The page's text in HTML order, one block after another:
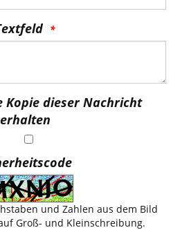
Kopie dieser Nachricht
erhalten
und Zahlen aus dem Bild
Groß- und Kleinschreibung.